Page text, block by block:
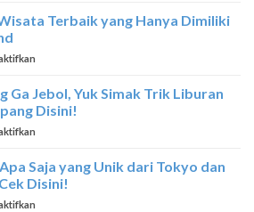
Hemat,
Terbaik
Di
Terbaik yang Hanya Dimiliki
Destinasi
Terbaik
Dimiliki
Oleh
Ga Jebol, Yuk Simak Trik Liburan
Disini!
Kantong
Ga
Jebol,
Saja yang Unik dari Tokyo dan
Disini!